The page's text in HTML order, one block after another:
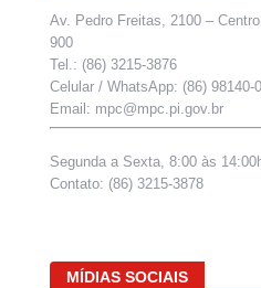
Av. Pedro Freitas, 2100 –
900
Tel.: (86) 3215-3876
Celular / WhatsApp: (86) 98140-
Email: mpc@mpc.pi.gov.br
Segunda a Sexta, 8:00 às
Contato: (86) 3215-3878
MÍDIAS SOCIAIS